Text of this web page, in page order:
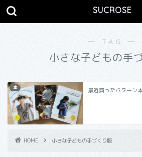
SUCROSE
― TAG ―
小さな子どもの手
本 最近買ったパターン
HOME 小さな子どもの手づくり服